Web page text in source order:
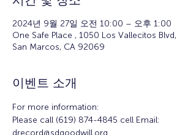
2024년 9월 27일 오전 10:00 – 오후 1:00
One Safe Place , 1050 Los Vallecitos Blvd,
San Marcos, CA 92069
이벤트 소개
For more information:
Please call (619) 874-4845 cell Email:
drecord@sdgoodwill.org